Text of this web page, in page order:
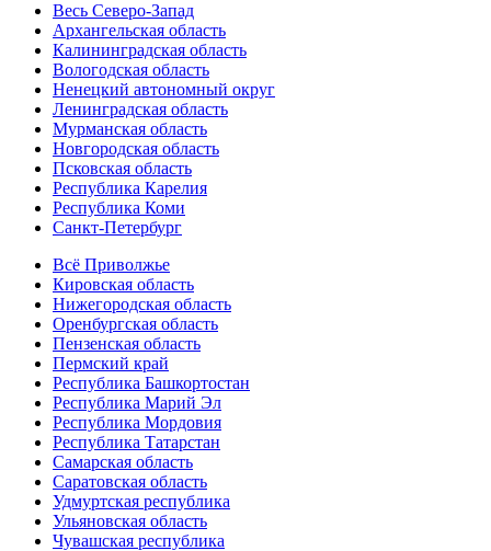
Весь Северо-Запад
Архангельская область
Калининградская область
Вологодская область
Ненецкий автономный округ
Ленинградская область
Мурманская область
Новгородская область
Псковская область
Республика Карелия
Республика Коми
Санкт-Петербург
Всё Приволжье
Кировская область
Нижегородская область
Оренбургская область
Пензенская область
Пермский край
Республика Башкортостан
Республика Марий Эл
Республика Мордовия
Республика Татарстан
Самарская область
Саратовская область
Удмуртская республика
Ульяновская область
Чувашская республика